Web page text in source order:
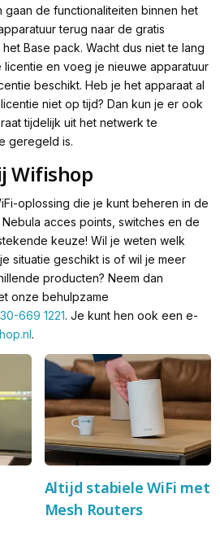
gaan de functionaliteiten binnen het
terug naar de gratis
Base pack. Wacht dus niet te lang
licentie en voeg je nieuwe apparatuur
beschikt. Heb je het apparaat al
niet op tijd? Dan kun je er ook
tijdelijk uit het netwerk te
geregeld is.
Wifishop
oplossing die je kunt beheren in de
acces points, switches en de
keuze! Wil je weten welk
situatie geschikt is of wil je meer
producten? Neem dan
onze behulpzame
669 1221. Je kunt hen ook een e-
.
Altijd stabiele WiFi met
Mesh Routers